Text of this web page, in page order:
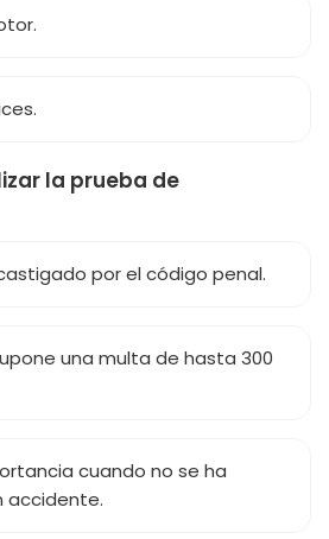
la prueba de
por el código penal.
una multa de hasta 300
cuando no se ha
accidente.